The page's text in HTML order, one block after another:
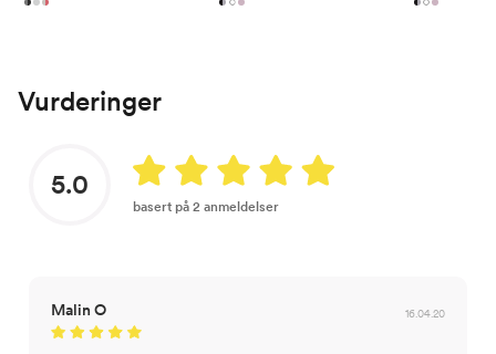
Vurderinger
5.0
basert på 2 anmeldelser
Malin O 16.04.20